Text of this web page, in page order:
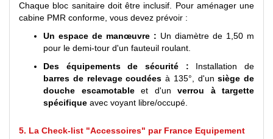
Chaque bloc sanitaire doit être inclusif. Pour aménager une
cabine PMR conforme, vous devez prévoir :
Un espace de manœuvre : Un diamètre de 1,50 m
pour le demi-tour d'un fauteuil roulant.
Des équipements de sécurité : Installation de
barres de relevage coudées à 135°, d'unsiège de
douche escamotableet d'un verrou à targette
spécifique avec voyant libre/occupé.
5. La Check-list "Accessoires" par France Equipement